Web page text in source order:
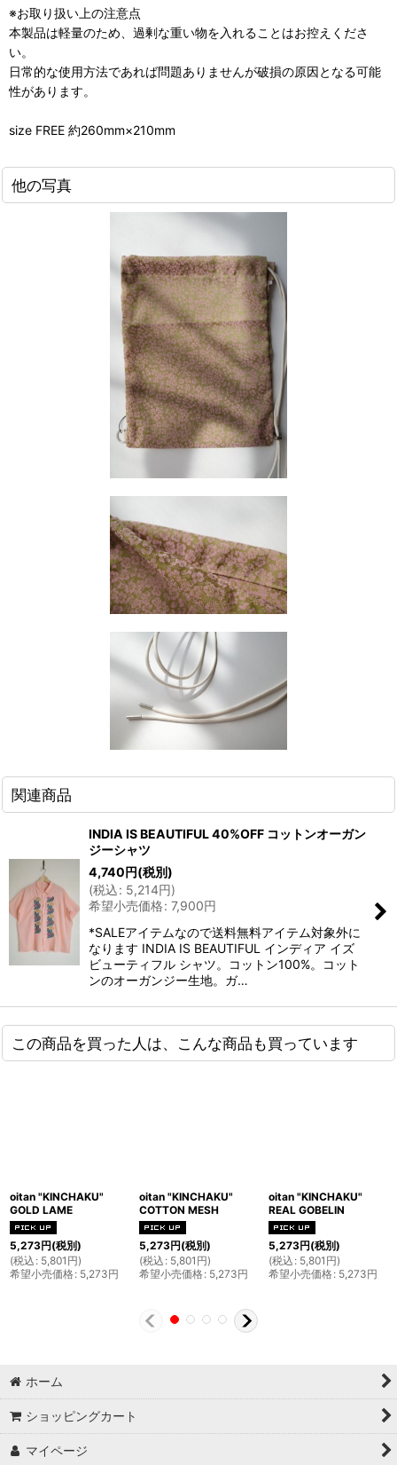
※お取り扱い上の注意点
本製品は軽量のため、過剰な重い物を入れることはお控えくださ
い。
日常的な使用方法であれば問題ありませんが破損の原因となる可能
性があります。
size FREE 約260mm×210mm
他の写真
関連商品
INDIA IS BEAUTIFUL 40%OFF コットンオーガン
ジーシャツ
4,740円(税別)
(税込: 5,214円)
希望小売価格: 7,900円
*SALEアイテムなので送料無料アイテム対象外に
なります INDIA IS BEAUTIFUL インディア イズ
ビューティフル シャツ。コットン100%。コット
ンのオーガンジー生地。ガ…
この商品を買った人は、こんな商品も買っています
oitan "KINCHAKU"
GOLD LAME
5,273円(税別)
(税込 : 5,801 円)
希望小売価格: 5,273円
oitan "KINCHAKU"
COTTON MESH
5,273円(税別)
(税込 : 5,801 円)
希望小売価格: 5,273円
oitan "KINCHAKU"
REAL GOBELIN
5,273円(税別)
(税込 : 5,801 円)
希望小売価格: 5,273円
ホーム
ショッピングカート
マイページ